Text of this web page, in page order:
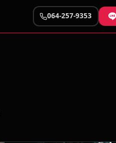
064-257-9353